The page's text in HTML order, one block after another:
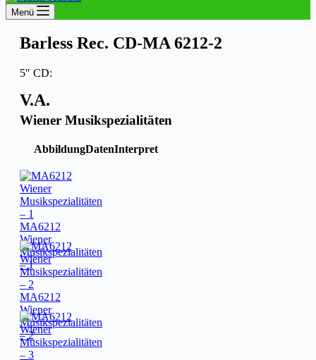
Menü
Barless Rec. CD-MA 6212-2
5″ CD:
V.A.
Wiener Musikspezialitäten
AbbildungDatenInterpret
MA6212
Wiener
Musikspezialitäten
– 1
MA6212
Wiener
Musikspezialitäten
– 2